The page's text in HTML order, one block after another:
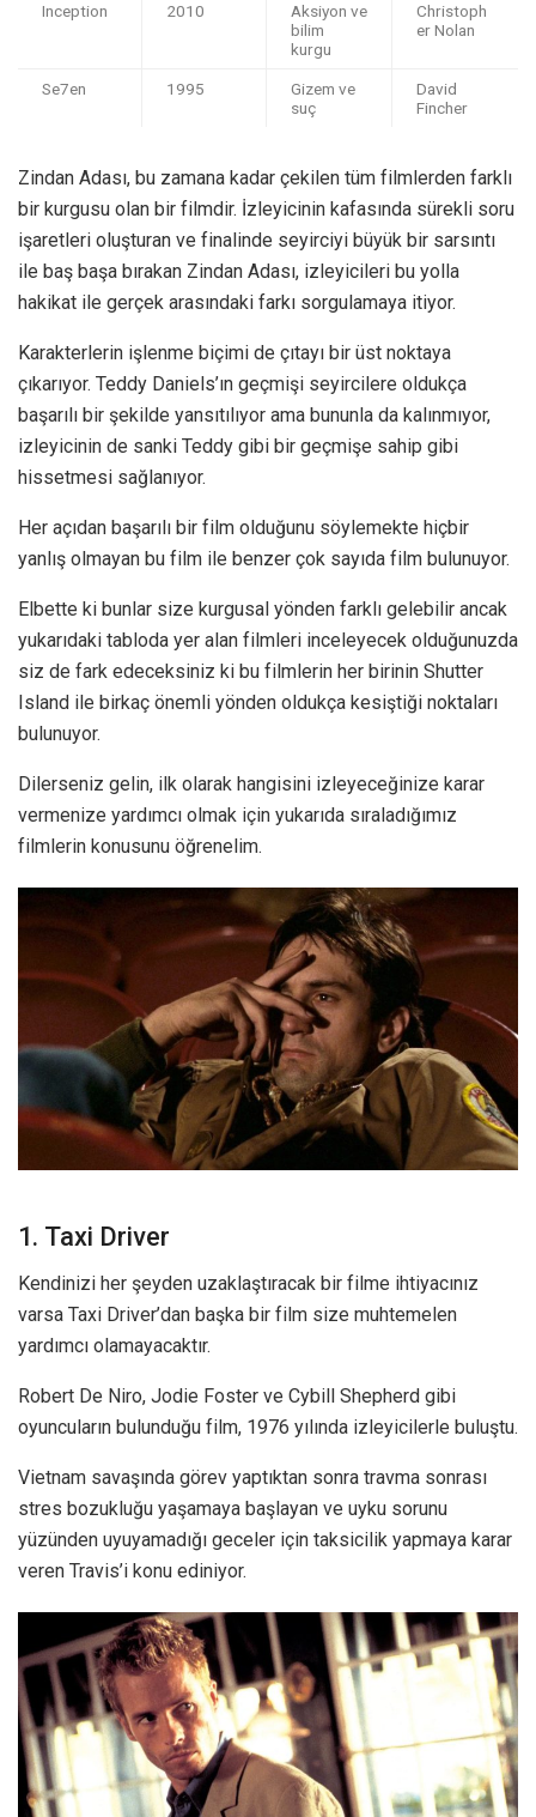
Inception 2010
Aksiyon ve
bilim
kurgu
Christoph
er Nolan
Se7en 1995
Gizem ve
suç
David
Fincher
Zindan Adası, bu zamana kadar çekilen tüm filmlerden farklı
bir kurgusu olan bir filmdir. İzleyicinin kafasında sürekli soru
işaretleri oluşturan ve finalinde seyirciyi büyük bir sarsıntı
ile baş başa bırakan Zindan Adası, izleyicileri bu yolla
hakikat ile gerçek arasındaki farkı sorgulamaya itiyor.
Karakterlerin işlenme biçimi de çıtayı bir üst noktaya
çıkarıyor. Teddy Daniels’ın geçmişi seyircilere oldukça
başarılı bir şekilde yansıtılıyor ama bununla da kalınmıyor,
izleyicinin de sanki Teddy gibi bir geçmişe sahip gibi
hissetmesi sağlanıyor.
Her açıdan başarılı bir film olduğunu söylemekte hiçbir
yanlış olmayan bu film ile benzer çok sayıda film bulunuyor.
Elbette ki bunlar size kurgusal yönden farklı gelebilir ancak
yukarıdaki tabloda yer alan filmleri inceleyecek olduğunuzda
siz de fark edeceksiniz ki bu filmlerin her birinin Shutter
Island ile birkaç önemli yönden oldukça kesiştiği noktaları
bulunuyor.
Dilerseniz gelin, ilk olarak hangisini izleyeceğinize karar
vermenize yardımcı olmak için yukarıda sıraladığımız
filmlerin konusunu öğrenelim.
1. Taxi Driver
Kendinizi her şeyden uzaklaştıracak bir filme ihtiyacınız
varsa Taxi Driver’dan başka bir film size muhtemelen
yardımcı olamayacaktır.
Robert De Niro, Jodie Foster ve Cybill Shepherd gibi
oyuncuların bulunduğu film, 1976 yılında izleyicilerle buluştu.
Vietnam savaşında görev yaptıktan sonra travma sonrası
stres bozukluğu yaşamaya başlayan ve uyku sorunu
yüzünden uyuyamadığı geceler için taksicilik yapmaya karar
veren Travis’i konu ediniyor.